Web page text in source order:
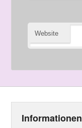
Website
Informationen